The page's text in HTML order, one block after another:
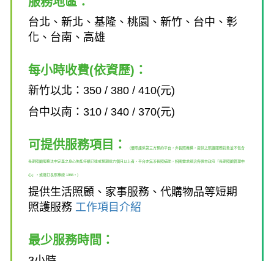
台北、新北、基隆、桃園、新竹、台中、彰
化、台南、高雄
每小時收費(依資歷)：
新竹以北：350 / 380 / 410(元)
台中以南：310 / 340 / 370(元)
可提供服務項目： (優照護係第三方預約平台，非長照機構，提供之照護服務對象並不包含
長期照顧服務法中定義之身心失能持續已達或預期達六個月以上者。平台亦無涉長照補助，相關需求請洽各縣市政府「長期照顧管理中
心」，或撥打長照專線 1966。)
提供生活照顧、家事服務、代購物品等短期
照護服務 工作項目介紹
最少服務時間：